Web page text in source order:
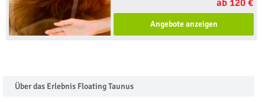
Angebote anzeigen
Über das Erlebnis Floating Taunus